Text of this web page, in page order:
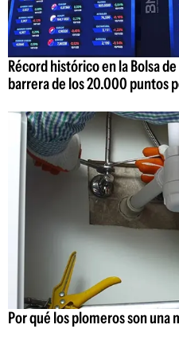
Récord histórico en la Bolsa
barrera de los 20.000 puntos
Por qué los plomeros son